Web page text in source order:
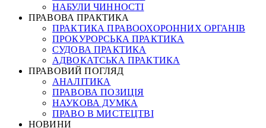
НАБУЛИ ЧИННОСТІ
ПРАВОВА ПРАКТИКА
ПРАКТИКА ПРАВООХОРОННИХ ОРГАНІВ
ПРОКУРОРСЬКА ПРАКТИКА
СУДОВА ПРАКТИКА
АДВОКАТСЬКА ПРАКТИКА
ПРАВОВИЙ ПОГЛЯД
АНАЛІТИКА
ПРАВОВА ПОЗИЦІЯ
НАУКОВА ДУМКА
ПРАВО В МИСТЕЦТВІ
НОВИНИ